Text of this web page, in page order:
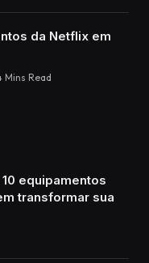
da Netflix em
Mins Read
equipamentos
transformar sua